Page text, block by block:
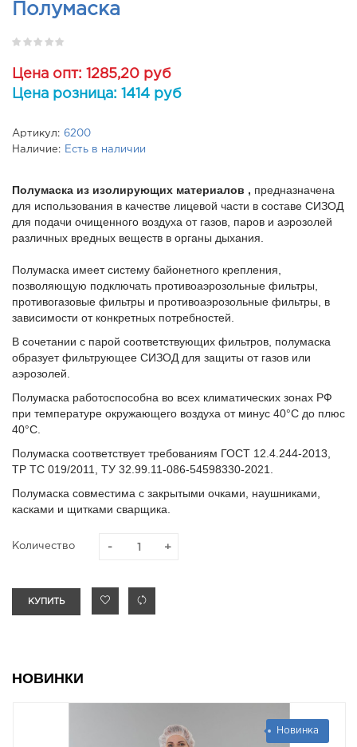
Полумаска
Цена опт: 1285,20 руб
Цена розница: 1414 руб
Артикул: 6200
Наличие:
Есть в наличии
Полумаска из изолирующих материалов , предназначена
для использования в качестве лицевой части в составе СИЗОД
для подачи очищенного воздуха от газов, паров и аэрозолей
различных вредных веществ в органы дыхания.
Полумаска имеет систему байонетного крепления,
позволяющую подключать противоаэрозольные фильтры,
противогазовые фильтры и противоаэрозольные фильтры, в
зависимости от конкретных потребностей.
В сочетании с парой соответствующих фильтров, полумаска
образует фильтрующее СИЗОД для защиты от газов или
аэрозолей.
Полумаска работоспособна во всех климатических зонах РФ
при температуре окружающего воздуха от минус 40°С до плюс
40°С.
Полумаска соответствует требованиям ГОСТ 12.4.244-2013,
ТР ТС 019/2011, ТУ 32.99.11-086-54598330-2021.
Полумаска совместима с закрытыми очками, наушниками,
касками и щитками сварщика.
Количество
КУПИТЬ
НОВИНКИ
Новинка